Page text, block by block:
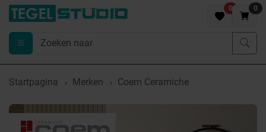
0 0
Startpagina Merken Coem Ceramiche